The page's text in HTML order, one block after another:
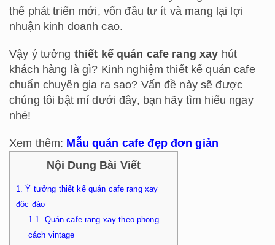
thế phát triển mới, vốn đầu tư ít và mang lại lợi
nhuận kinh doanh cao.
Vậy ý tưởng thiết kế quán cafe rang xay hút
khách hàng là gì? Kinh nghiệm thiết kế quán cafe
chuẩn chuyên gia ra sao? Vấn đề này sẽ được
chúng tôi bật mí dưới đây, bạn hãy tìm hiểu ngay
nhé!
Xem thêm: Mẫu quán cafe đẹp đơn giản
Nội Dung Bài Viết
1. Ý tưởng thiết kế quán cafe rang xay
độc đáo
1.1. Quán cafe rang xay theo phong
cách vintage